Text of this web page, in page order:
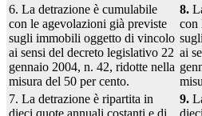
6. La detrazione è cumulabile
con le agevolazioni già previste
sugli immobili oggetto di vincolo
ai sensi del decreto legislativo 22
gennaio 2004, n. 42, ridotte nella
misura del 50 per cento.
8.
con
ai
7. La detrazione è ripartita in
9.